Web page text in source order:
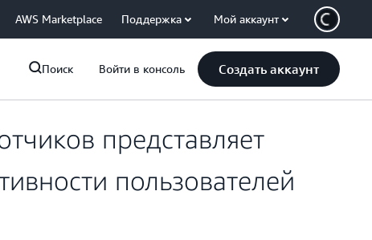
AWS Marketplace Поддержка Мой аккаунт
Поиск Войти в консоль Создать аккаунт
представляет
пользователей